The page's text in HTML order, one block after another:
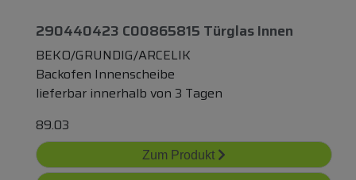
290440423 C00865815 Türglas Innen
BEKO/GRUNDIG/ARCELIK
Backofen Innenscheibe
lieferbar innerhalb von 3 Tagen
89.03
Zum Produkt